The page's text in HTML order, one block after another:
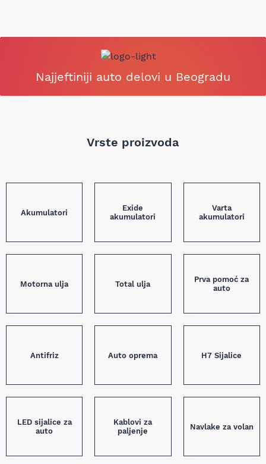
Najjeftiniji auto delovi u Beogradu
Vrste proizvoda
Akumulatori
Exide
akumulatori
Varta
akumulatori
Motorna ulja Total ulja
Prva pomoć za
auto
Antifriz Auto oprema H7 Sijalice
LED sijalice za
auto
Kablovi za
paljenje
Navlake za volan